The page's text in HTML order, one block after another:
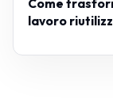
Come
lavoro